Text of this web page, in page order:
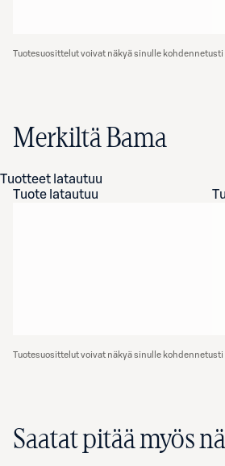
Tuotesuosittelut voivat näkyä sinulle kohdennetusti
Merkiltä Bama
Tuotteet latautuu
Tuote latautuu
Tuotesuosittelut voivat näkyä sinulle kohdennetusti
Saatat pitää myös